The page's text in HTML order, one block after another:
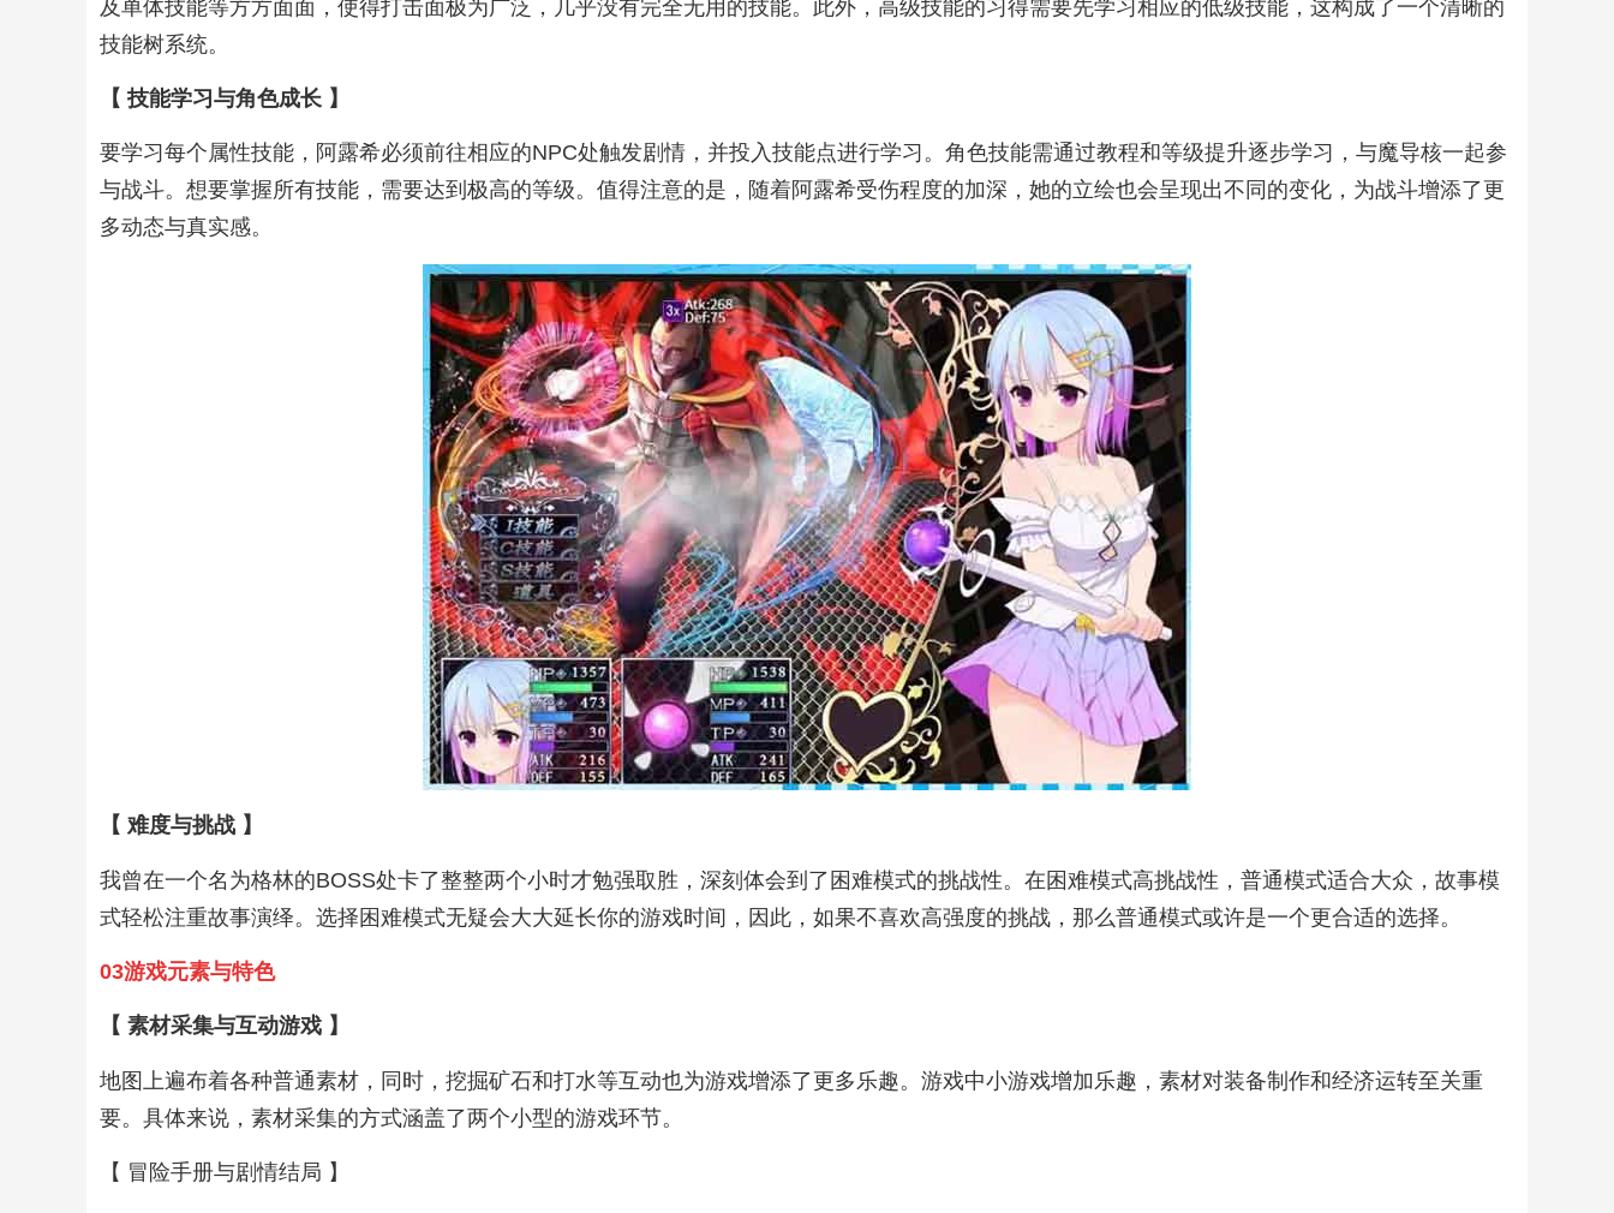
及单体技能等方方面面，使得打击面极为广泛，几乎没有完全无用的技能。此外，高级技能的习得需要先学习相应的低级技能，这构成了一个清晰的
技能树系统。
【 技能学习与角色成长 】
要学习每个属性技能，阿露希必须前往相应的NPC处触发剧情，并投入技能点进行学习。角色技能需通过教程和等级提升逐步学习，与魔导核一起参
与战斗。想要掌握所有技能，需要达到极高的等级。值得注意的是，随着阿露希受伤程度的加深，她的立绘也会呈现出不同的变化，为战斗增添了更
多动态与真实感。
【 难度与挑战 】
我曾在一个名为格林的BOSS处卡了整整两个小时才勉强取胜，深刻体会到了困难模式的挑战性。在困难模式高挑战性，普通模式适合大众，故事模
式轻松注重故事演绎。选择困难模式无疑会大大延长你的游戏时间，因此，如果不喜欢高强度的挑战，那么普通模式或许是一个更合适的选择。
03游戏元素与特色
【 素材采集与互动游戏 】
地图上遍布着各种普通素材，同时，挖掘矿石和打水等互动也为游戏增添了更多乐趣。游戏中小游戏增加乐趣，素材对装备制作和经济运转至关重
要。具体来说，素材采集的方式涵盖了两个小型的游戏环节。
【 冒险手册与剧情结局 】